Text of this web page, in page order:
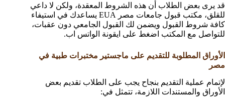
قد يرى بعض الطلاب أن هذه الشروط المعقدة، ولكن لا داعي
للقلق، مكتب قبول جامعات مصر EUA يساعدك في استيفاء
كافة شروط القبول ويضمن لك القبول الجامعي دون عقبات،
للتواصل مع المكتب اضغط على ايقونة الواتس اب.
الأوراق المطلوبة للتقديم على ماجستير مختبرات طبية في
مصر
لإتمام عملية التقديم بنجاح يجب على الطلاب تقديم بعض
الأوراق والمستندات اللازمة، تتمثل في: